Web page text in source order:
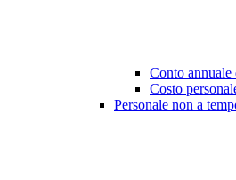
Conto annuale
Costo
Personale non a